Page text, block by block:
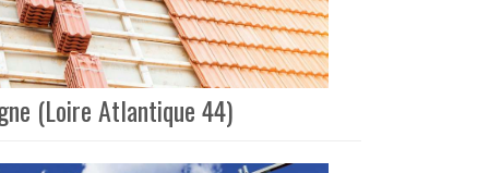
(Loire Atlantique 44)